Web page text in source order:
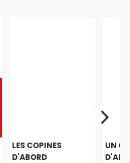
LES COPINES
D'ABORD
UN